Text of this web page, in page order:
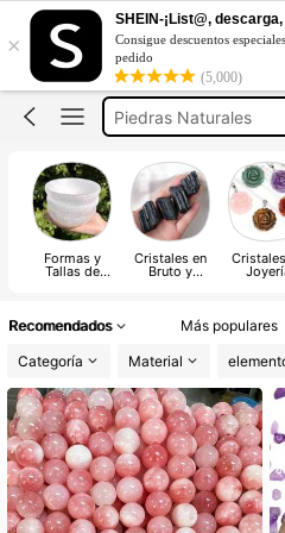
×
SHEIN-¡List@,
Consigue descuentos
pedido
(5,000)
Obsidiana
Cuarzos Naturales
Piedras Naturales
Amatista
Obsidiana
Cuarzos Naturales
Formas y
Tallas de
Cristales en
Bruto y
Recomendados Más populares
Categoría
Material